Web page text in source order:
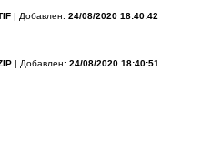
| Добавлен: 24/08/2020 18:40:42
| Добавлен: 24/08/2020 18:40:51